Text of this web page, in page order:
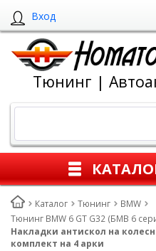
Вход
Тюнинг |
Каталог Тюнинг
BMW
Тюнинг BMW 6 GT G32 (БМВ 6
Накладки антискол на
комплект на 4 арки